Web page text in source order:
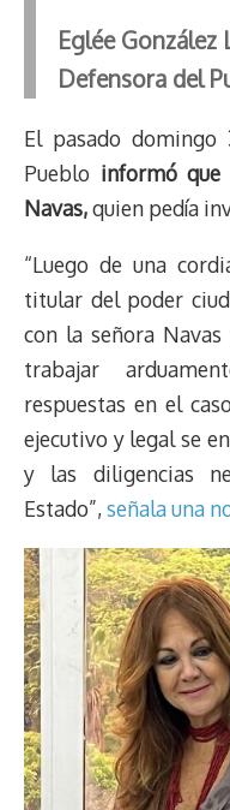
Eglée González
Defensora del
El pasado domingo
Pueblo informó que
Navas,quien pedía
“Luego de una
titular del poder
con la señora
trabajar
respuestas en el
ejecutivo y legal se
y las diligencias
Estado”,señala una